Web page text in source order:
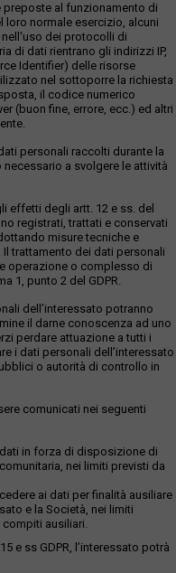
al funzionamento di
normale esercizio, alcuni
dei protocolli di
di dati rientrano gli indirizzi IP,
Identifier) delle risorse
nel sottoporre la richiesta
il codice numerico
(buon fine, errore, ecc.) ed altri
personali raccolti durante la
a svolgere le attività
effetti degli artt. 12 e ss. del
registrati, trattati e conservati
misure tecniche e
trattamento dei dati personali
operazione o complesso di
1, punto 2 del GDPR.
dell’interessato potranno
il darne conoscenza ad uno
perdare attuazione a tutti i
i dati personali dell’interessato
o autorità di controllo in
comunicati nei seguenti
in forza di disposizione di
nei limiti previsti da
ai dati per finalità ausiliare
e la Società, nei limiti
ausiliari.
e ss GDPR, l’interessato potrà